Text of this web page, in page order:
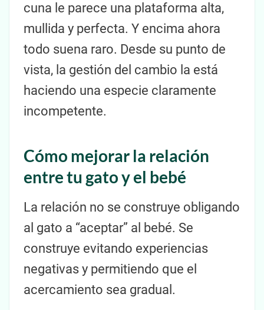
cuna le parece una plataforma alta,
mullida y perfecta. Y encima ahora
todo suena raro. Desde su punto de
vista, la gestión del cambio la está
haciendo una especie claramente
incompetente.
Cómo mejorar la relación
entre tu gato y el bebé
La relación no se construye obligando
al gato a “aceptar” al bebé. Se
construye evitando experiencias
negativas y permitiendo que el
acercamiento sea gradual.